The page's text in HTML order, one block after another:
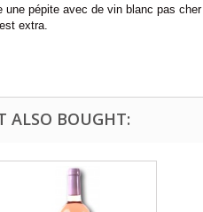
une pépite avec de vin blanc pas
extra.
ALSO BOUGHT: